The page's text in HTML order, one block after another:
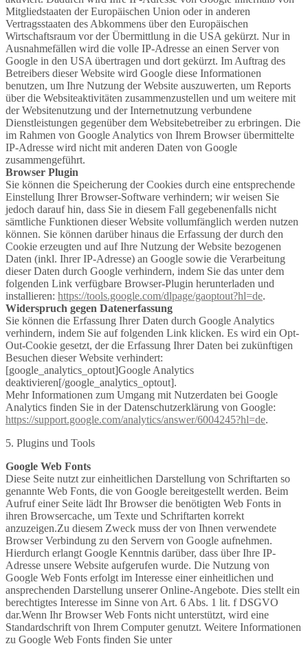
Mitgliedstaaten der Europäischen Union oder in anderen
Vertragsstaaten des Abkommens über den Europäischen
Wirtschaftsraum vor der Übermittlung in die USA gekürzt. Nur in
Ausnahmefällen wird die volle IP-Adresse an einen Server von
Google in den USA übertragen und dort gekürzt. Im Auftrag des
Betreibers dieser Website wird Google diese Informationen
benutzen, um Ihre Nutzung der Website auszuwerten, um Reports
über die Websiteaktivitäten zusammenzustellen und um weitere mit
der Websitenutzung und der Internetnutzung verbundene
Dienstleistungen gegenüber dem Websitebetreiber zu erbringen. Die
im Rahmen von Google Analytics von Ihrem Browser übermittelte
IP-Adresse wird nicht mit anderen Daten von Google
zusammengeführt.
Browser Plugin
Sie können die Speicherung der Cookies durch eine entsprechende
Einstellung Ihrer Browser-Software verhindern; wir weisen Sie
jedoch darauf hin, dass Sie in diesem Fall gegebenenfalls nicht
sämtliche Funktionen dieser Website vollumfänglich werden nutzen
können. Sie können darüber hinaus die Erfassung der durch den
Cookie erzeugten und auf Ihre Nutzung der Website bezogenen
Daten (inkl. Ihrer IP-Adresse) an Google sowie die Verarbeitung
dieser Daten durch Google verhindern, indem Sie das unter dem
folgenden Link verfügbare Browser-Plugin herunterladen und
installieren: https://tools.google.com/dlpage/gaoptout?hl=de.
Widerspruch gegen Datenerfassung
Sie können die Erfassung Ihrer Daten durch Google Analytics
verhindern, indem Sie auf folgenden Link klicken. Es wird ein Opt-
Out-Cookie gesetzt, der die Erfassung Ihrer Daten bei zukünftigen
Besuchen dieser Website verhindert:
[google_analytics_optout]Google Analytics
deaktivieren[/google_analytics_optout].
Mehr Informationen zum Umgang mit Nutzerdaten bei Google
Analytics finden Sie in der Datenschutzerklärung von Google:
https://support.google.com/analytics/answer/6004245?hl=de.
5. Plugins und Tools
Google Web Fonts
Diese Seite nutzt zur einheitlichen Darstellung von Schriftarten so
genannte Web Fonts, die von Google bereitgestellt werden. Beim
Aufruf einer Seite lädt Ihr Browser die benötigten Web Fonts in
ihren Browsercache, um Texte und Schriftarten korrekt
anzuzeigen.Zu diesem Zweck muss der von Ihnen verwendete
Browser Verbindung zu den Servern von Google aufnehmen.
Hierdurch erlangt Google Kenntnis darüber, dass über Ihre IP-
Adresse unsere Website aufgerufen wurde. Die Nutzung von
Google Web Fonts erfolgt im Interesse einer einheitlichen und
ansprechenden Darstellung unserer Online-Angebote. Dies stellt ein
berechtigtes Interesse im Sinne von Art. 6 Abs. 1 lit. f DSGVO
dar.Wenn Ihr Browser Web Fonts nicht unterstützt, wird eine
Standardschrift von Ihrem Computer genutzt. Weitere Informationen
zu Google Web Fonts finden Sie unter